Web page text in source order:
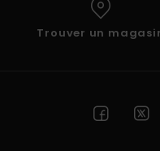
Trouver un